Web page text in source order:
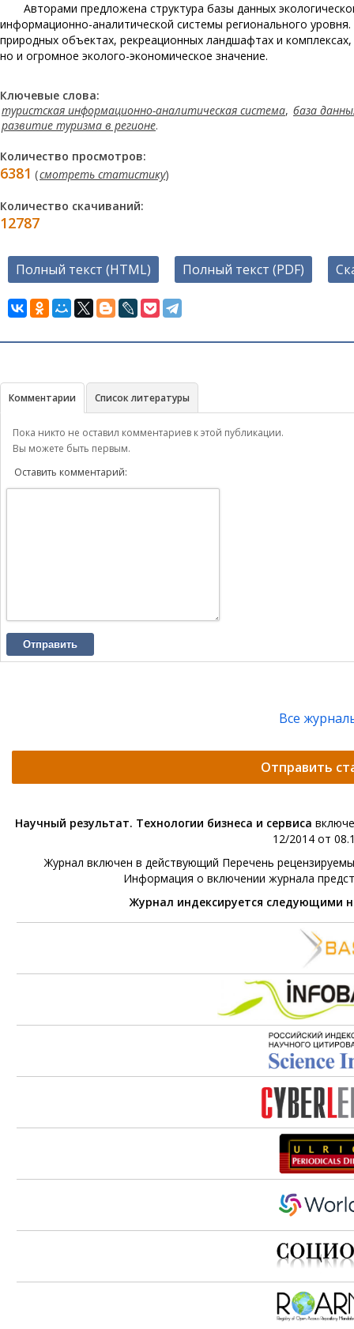
Авторами предложена структура базы данных
информационно-аналитической системы регионального
природных объектах, рекреационных ландшафтах и
но и огромное эколого-экономическое значение.
Ключевые слова:
туристская информационно-аналитическая система, база
развитие туризма в регионе.
Количество просмотров:
6381 (смотреть статистику)
Количество скачиваний:
12787
Полный текст (HTML) Полный текст (PDF)
Комментарии Список литературы
Пока никто не оставил комментариев к этой публикации.
Вы можете быть первым.
Оставить комментарий:
Отправить
Все
Отправить
Научный результат. Технологии бизнеса и сервиса
12/2014 от
Журнал включен в действующий Перечень
Информация о включении журнала
Журнал индексируется следующими